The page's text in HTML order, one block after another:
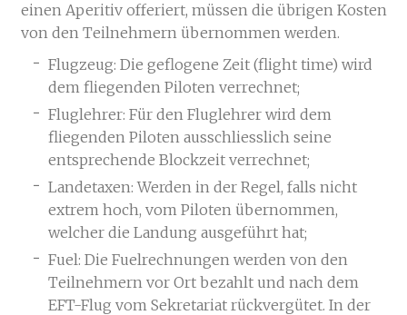
einen Aperitiv offeriert, müssen die übrigen Kosten
von den Teilnehmern übernommen werden.
Flugzeug: Die geflogene Zeit (flight time) wird
dem fliegenden Piloten verrechnet;
Fluglehrer: Für den Fluglehrer wird dem
fliegenden Piloten ausschliesslich seine
entsprechende Blockzeit verrechnet;
Landetaxen: Werden in der Regel, falls nicht
extrem hoch, vom Piloten übernommen,
welcher die Landung ausgeführt hat;
Fuel: Die Fuelrechnungen werden von den
Teilnehmern vor Ort bezahlt und nach dem
EFT-Flug vom Sekretariat rückvergütet. In der